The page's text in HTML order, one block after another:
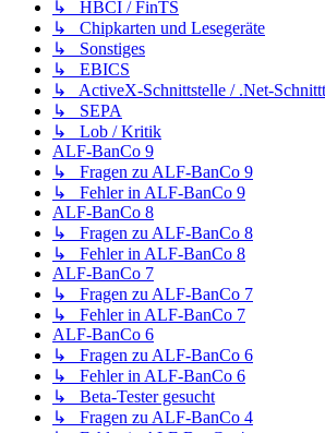
↳ HBCI / FinTS
↳ Chipkarten und Lesegeräte
↳ Sonstiges
↳ EBICS
↳ ActiveX-Schnittstelle / .Net-
↳ SEPA
↳ Lob / Kritik
ALF-BanCo 9
↳ Fragen zu ALF-BanCo 9
↳ Fehler in ALF-BanCo 9
ALF-BanCo 8
↳ Fragen zu ALF-BanCo 8
↳ Fehler in ALF-BanCo 8
ALF-BanCo 7
↳ Fragen zu ALF-BanCo 7
↳ Fehler in ALF-BanCo 7
ALF-BanCo 6
↳ Fragen zu ALF-BanCo 6
↳ Fehler in ALF-BanCo 6
↳ Beta-Tester gesucht
↳ Fragen zu ALF-BanCo 4